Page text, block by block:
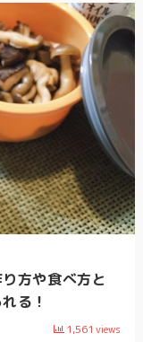
方や食べ方と
る！
1,561 views